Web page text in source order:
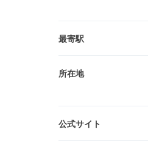
最寄駅
所在地
公式サイト